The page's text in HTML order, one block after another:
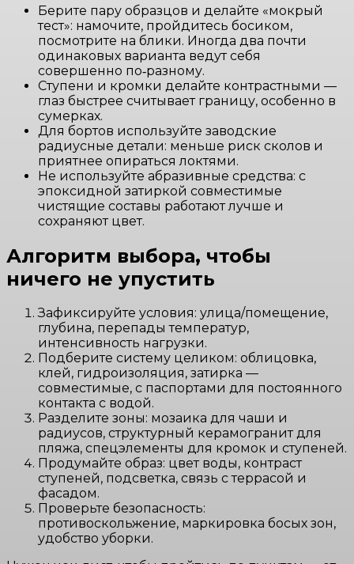
Берите пару образцов и делайте «мокрый
тест»: намочите, пройдитесь босиком,
посмотрите на блики. Иногда два почти
одинаковых варианта ведут себя
совершенно по‑разному.
Ступени и кромки делайте контрастными —
глаз быстрее считывает границу, особенно в
сумерках.
Для бортов используйте заводские
радиусные детали: меньше риск сколов и
приятнее опираться локтями.
Не используйте абразивные средства: с
эпоксидной затиркой совместимые
чистящие составы работают лучше и
сохраняют цвет.
Алгоритм выбора, чтобы
ничего не упустить
Зафиксируйте условия: улица/помещение,
глубина, перепады температур,
интенсивность нагрузки.
Подберите систему целиком: облицовка,
клей, гидроизоляция, затирка —
совместимые, с паспортами для постоянного
контакта с водой.
Разделите зоны: мозаика для чаши и
радиусов, структурный керамогранит для
пляжа, спецэлементы для кромок и ступеней.
Продумайте образ: цвет воды, контраст
ступеней, подсветка, связь с террасой и
фасадом.
Проверьте безопасность:
противоскольжение, маркировка босых зон,
удобство уборки.